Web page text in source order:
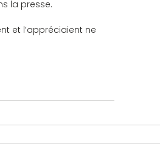
la presse.
et l’appréciaient ne